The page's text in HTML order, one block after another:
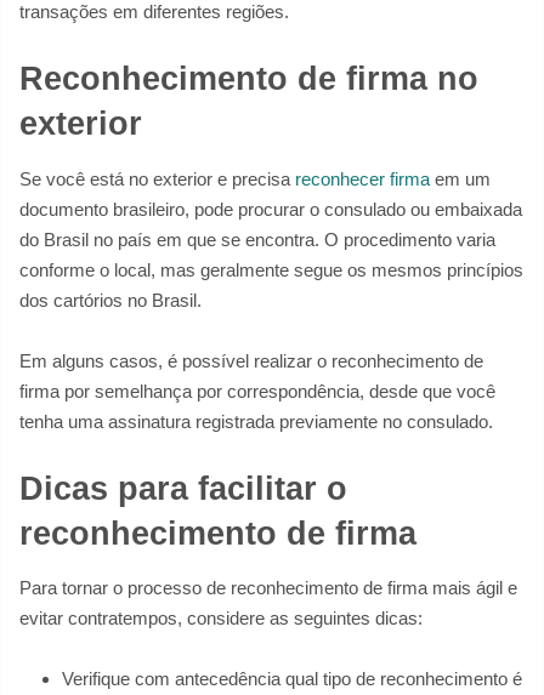
transações em diferentes regiões.
Reconhecimento de firma no
exterior
Se você está no exterior e precisa reconhecer firma em um
documento brasileiro, pode procurar o consulado ou embaixada
do Brasil no país em que se encontra. O procedimento varia
conforme o local, mas geralmente segue os mesmos princípios
dos cartórios no Brasil.
Em alguns casos, é possível realizar o reconhecimento de
firma por semelhança por correspondência, desde que você
tenha uma assinatura registrada previamente no consulado.
Dicas para facilitar o
reconhecimento de firma
Para tornar o processo de reconhecimento de firma mais ágil e
evitar contratempos, considere as seguintes dicas:
Verifique com antecedência qual tipo de reconhecimento é